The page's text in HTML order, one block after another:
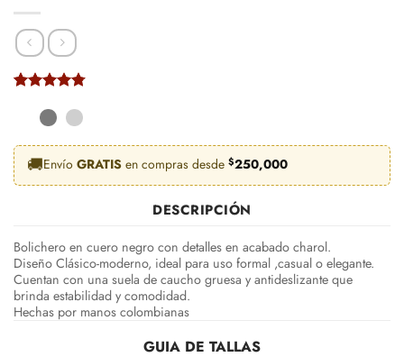
con4.75
de 5 en
base a
valoraciones
de clientes
🚚Envío GRATIS en compras desde $250,000
DESCRIPCIÓN
Bolichero en cuero negro con detalles en acabado charol.
Diseño Clásico-moderno, ideal para uso formal ,casual o elegante.
Cuentan con una suela de caucho gruesa y antideslizante que
brinda estabilidad y comodidad.
Hechas por manos colombianas
GUIA DE TALLAS